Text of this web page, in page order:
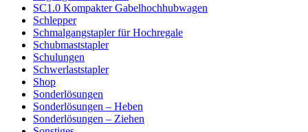
SC1.0 Kompakter Gabelhochhubwagen
Schlepper
Schmalgangstapler für Hochregale
Schubmaststapler
Schulungen
Schwerlaststapler
Shop
Sonderlösungen
Sonderlösungen – Heben
Sonderlösungen – Ziehen